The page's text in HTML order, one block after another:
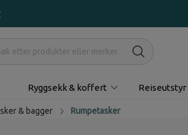
Ryggsekk & koffert Reiseutstyr
& bagger Rumpetasker